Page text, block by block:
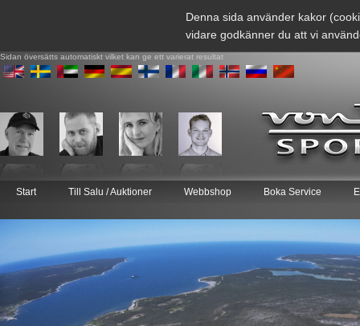
Denna sida använder kakor
vidare godkänner du att vi
Sidan översätts automatiskt vilket kan ge ett varierat resultat
Start Till Salu / Auktioner Webbshop Boka Service